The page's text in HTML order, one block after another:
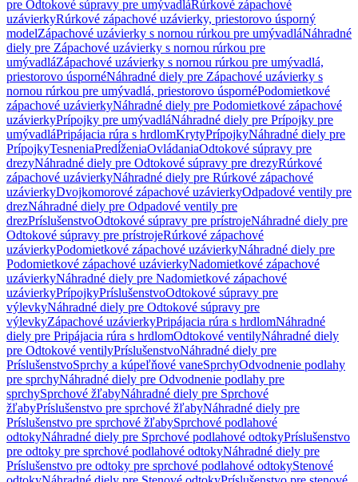
pre Odtokové súpravy pre umývadláRúrkové zápachové
uzávierkyRúrkové zápachové uzávierky, priestorovo úsporný
modelZápachové uzávierky s nornou rúrkou pre umývadláNáhradné
diely pre Zápachové uzávierky s nornou rúrkou pre
umývadláZápachové uzávierky s nornou rúrkou pre umývadlá,
priestorovo úspornéNáhradné diely pre Zápachové uzávierky s
nornou rúrkou pre umývadlá, priestorovo úspornéPodomietkové
zápachové uzávierkyNáhradné diely pre Podomietkové zápachové
uzávierkyPrípojky pre umývadláNáhradné diely pre Prípojky pre
umývadláPripájacia rúra s hrdlomKrytyPrípojkyNáhradné diely pre
PrípojkyTesneniaPredĺženiaOvládaniaOdtokové súpravy pre
drezyNáhradné diely pre Odtokové súpravy pre drezyRúrkové
zápachové uzávierkyNáhradné diely pre Rúrkové zápachové
uzávierkyDvojkomorové zápachové uzávierkyOdpadové ventily pre
drezNáhradné diely pre Odpadové ventily pre
drezPríslušenstvoOdtokové súpravy pre prístrojeNáhradné diely pre
Odtokové súpravy pre prístrojeRúrkové zápachové
uzávierkyPodomietkové zápachové uzávierkyNáhradné diely pre
Podomietkové zápachové uzávierkyNadomietkové zápachové
uzávierkyNáhradné diely pre Nadomietkové zápachové
uzávierkyPrípojkyPríslušenstvoOdtokové súpravy pre
výlevkyNáhradné diely pre Odtokové súpravy pre
výlevkyZápachové uzávierkyPripájacia rúra s hrdlomNáhradné
diely pre Pripájacia rúra s hrdlomOdtokové ventilyNáhradné diely
pre Odtokové ventilyPríslušenstvoNáhradné diely pre
PríslušenstvoSprchy a kúpeľňové vaneSprchyOdvodnenie podlahy
pre sprchyNáhradné diely pre Odvodnenie podlahy pre
sprchySprchové žľabyNáhradné diely pre Sprchové
žľabyPríslušenstvo pre sprchové žľabyNáhradné diely pre
Príslušenstvo pre sprchové žľabySprchové podlahové
odtokyNáhradné diely pre Sprchové podlahové odtokyPríslušenstvo
pre odtoky pre sprchové podlahové odtokyNáhradné diely pre
Príslušenstvo pre odtoky pre sprchové podlahové odtokyStenové